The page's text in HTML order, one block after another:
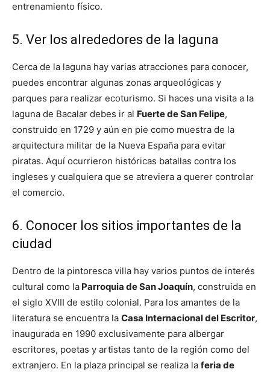
entrenamiento físico.
5. Ver los alrededores de la laguna
Cerca de la laguna hay varias atracciones para conocer,
puedes encontrar algunas zonas arqueológicas y
parques para realizar ecoturismo. Si haces una visita a la
laguna de Bacalar debes ir al Fuerte de San Felipe,
construido en 1729 y aún en pie como muestra de la
arquitectura militar de la Nueva España para evitar
piratas. Aquí ocurrieron históricas batallas contra los
ingleses y cualquiera que se atreviera a querer controlar
el comercio.
6. Conocer los sitios importantes de la
ciudad
Dentro de la pintoresca villa hay varios puntos de interés
cultural como la Parroquia de San Joaquín, construida en
el siglo XVIII de estilo colonial. Para los amantes de la
literatura se encuentra la Casa Internacional del Escritor,
inaugurada en 1990 exclusivamente para albergar
escritores, poetas y artistas tanto de la región como del
extranjero. En la plaza principal se realiza la feria de